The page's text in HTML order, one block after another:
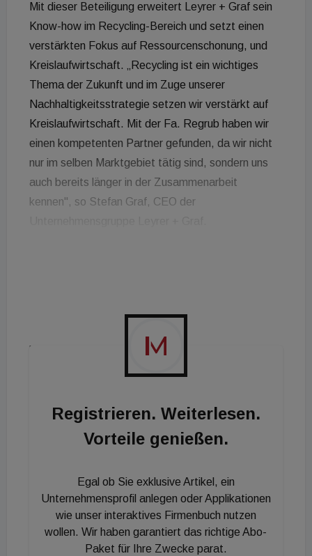
Mit dieser Beteiligung erweitert Leyrer + Graf sein
Know-how im Recycling-Bereich und setzt einen
verstärkten Fokus auf Ressourcenschonung, und
Kreislaufwirtschaft. „Recycling ist ein wichtiges
Thema der Zukunft und im Zuge unserer
Nachhaltigkeitsstrategie setzen wir verstärkt auf
Kreislaufwirtschaft. Mit der Fa. Regrub haben wir
einen kompetenten Partner gefunden, da wir nicht
nur im selben Marktgebiet tätig sind, sondern uns
auch bereits länger in der Zusammenarbeit
kennen", so Stefan Graf, CEO der
recycelt. Durch die Wiederaufbereitung entstehen
Recyclingbeton, Recyclingasphalt uvm.
Betonabbruch, Abbruchasphalt, mineralische
Hochbaurestmassen, aber auch diverse
Unterbau von Straßen oder als Verfüllungen und
Oberflächenbefestigungen Verwendung.
Erweiterung der Geschäftsleitung
Registrieren. Weiterlesen.
Vorteile genießen.
Egal ob Sie exklusive Artikel, ein
Unternehmensprofil anlegen oder Applikationen
wie unser interaktives Firmenbuch nutzen
wollen. Wir haben garantiert das richtige Abo-
Paket für Ihre Zwecke parat.